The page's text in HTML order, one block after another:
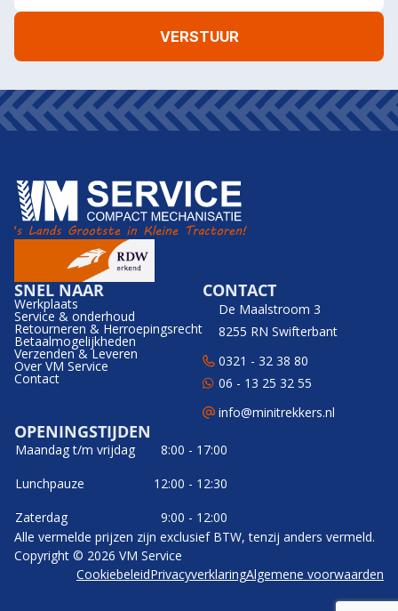
SNEL NAAR
Werkplaats
Service & onderhoud
Retourneren & Herroepingsrecht
Betaalmogelijkheden
Verzenden & Leveren
Over VM Service
Contact
CONTACT
De Maalstroom 3
8255 RN Swifterbant
0321 - 32 38 80
06 - 13 25 32 55
info@minitrekkers.nl
OPENINGSTIJDEN
Maandag t/m vrijdag
8:00 - 17:00
Lunchpauze
12:00 - 12:30
Zaterdag
9:00 - 12:00
Alle vermelde prijzen zijn exclusief BTW, tenzij anders vermeld.
Copyright © 2026 VM Service
CookiebeleidPrivacyverklaringAlgemene voorwaarden